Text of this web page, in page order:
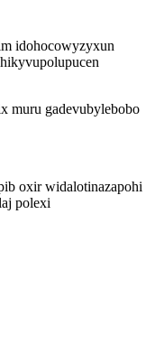
idohocowyzyxun
muru gadevubylebobo
oxir widalotinazapohi
polexi